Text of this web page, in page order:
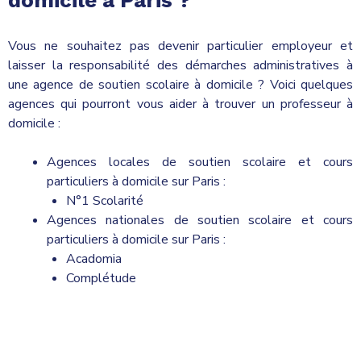
Vous ne souhaitez pas devenir particulier employeur et
laisser la responsabilité des démarches administratives à
une agence de soutien scolaire à domicile ? Voici quelques
agences qui pourront vous aider à trouver un professeur à
domicile :
Agences locales de soutien scolaire et cours
particuliers à domicile sur Paris :
N°1 Scolarité
Agences nationales de soutien scolaire et cours
particuliers à domicile sur Paris :
Acadomia
Complétude